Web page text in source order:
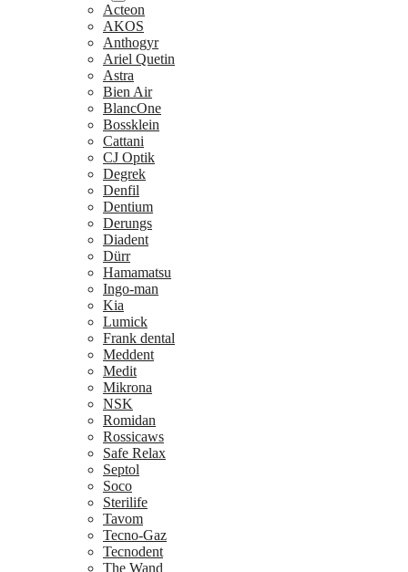
Acteon
AKOS
Anthogyr
Ariel Quetin
Astra
Bien Air
BlancOne
Bossklein
Cattani
CJ Optik
Degrek
Denfil
Dentium
Derungs
Diadent
Dürr
Hamamatsu
Ingo-man
Kia
Lumick
Frank dental
Meddent
Medit
Mikrona
NSK
Romidan
Rossicaws
Safe Relax
Septol
Soco
Sterilife
Tavom
Tecno-Gaz
Tecnodent
The Wand